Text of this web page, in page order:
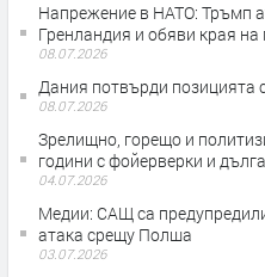
Напрежение в НАТО: Тръмп
Гренландия и обяви края
08.07.2026
Дания потвърди позицията
08.07.2026
Зрелищно, горещо и
години с фойерверки и
04.07.2026
Медии: САЩ са
атака срещу Полша
03.07.2026